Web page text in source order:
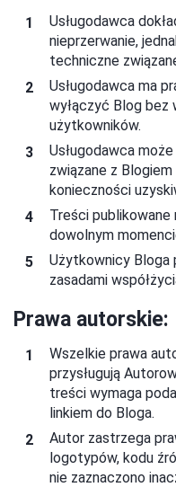
Usługodawca
nieprzerwanie,
techniczne
Usługodawca ma
wyłączyć Blog bez
użytkowników.
Usługodawca
związane z
konieczności
Treści publikowane
dowolnym
Użytkownicy Bloga
zasadami
Prawa autorskie:
Wszelkie prawa
przysługują
treści wymaga
linkiem do Bloga.
Autor zastrzega
logotypów, kodu
nie zaznaczono